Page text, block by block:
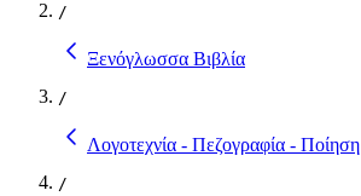
/
Ξενόγλωσσα Βιβλία
/
Λογοτεχνία - Πεζογραφία - Ποίηση
/